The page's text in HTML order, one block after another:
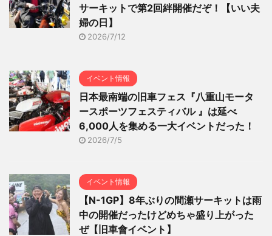
サーキットで第2回絆開催だぞ！【いい夫
婦の日】
2026/7/12
イベント情報
日本最南端の旧車フェス『八重山モータ
ースポーツフェスティバル 』は延べ
6,000人を集める一大イベントだった！
2026/7/5
イベント情報
【N-1GP】8年ぶりの間瀬サーキットは雨
中の開催だったけどめちゃ盛り上がった
ぜ【旧車會イベント】